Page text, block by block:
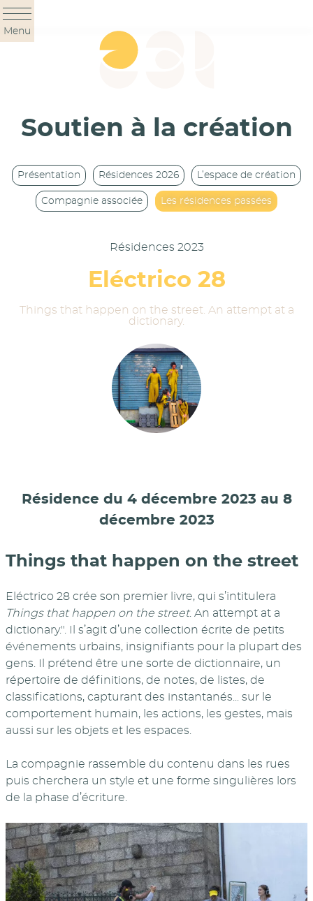
Panneau de gestion des cookies
Menu
Soutien à la création
Présentation Résidences 2026 L’espace de création
Compagnie associée Les résidences passées
Résidences 2023
Eléctrico 28
Things that happen on the street. An attempt at a
dictionary.
Résidence du 4 décembre 2023 au 8
décembre 2023
Things that happen on the street
Eléctrico 28 crée son premier livre, qui s’intitulera
Things that happen on the street. An attempt at a
dictionary.". Il s’agit d’une collection écrite de petits
événements urbains, insignifiants pour la plupart des
gens. Il prétend être une sorte de dictionnaire, un
répertoire de définitions, de notes, de listes, de
classifications, capturant des instantanés... sur le
comportement humain, les actions, les gestes, mais
aussi sur les objets et les espaces.
La compagnie rassemble du contenu dans les rues
puis cherchera un style et une forme singulières lors
de la phase d’écriture.